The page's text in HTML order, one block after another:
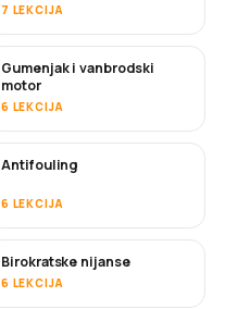
7 LEKCIJA
Gumenjak i vanbrodski
motor
6 LEKCIJA
USKORO
Antifouling
6 LEKCIJA
Birokratske nijanse
6 LEKCIJA